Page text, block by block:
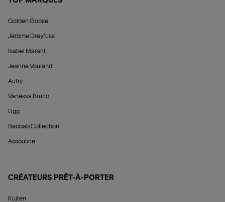
Golden Goose
Jérôme Dreyfuss
Isabel Marant
Jeanne Vouland
Autry
Vanessa Bruno
Ugg
Baobab Collection
Assouline
CRÉATEURS PRÊT-À-PORTER
Kujten